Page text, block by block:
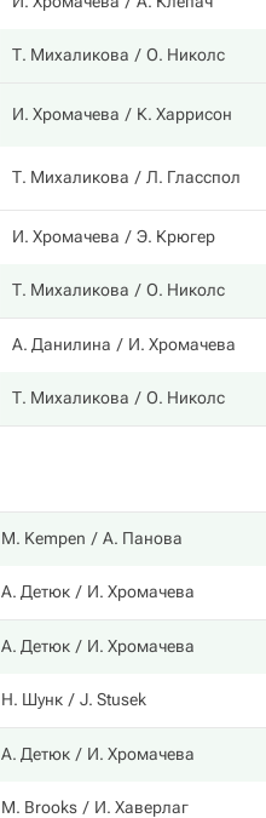
Т. Михаликова О. Николс
И. Хромачева К. Харрисон
Т. Михаликова Л. Гласспол
И. Хромачева Э. Крюгер
Т. Михаликова О. Николс
А. Данилина И. Хромачева
Т. Михаликова О. Николс
M. Kempen А. Панова
А. Детюк И. Хромачева
А. Детюк И. Хромачева
Н. Шунк J. Stusek
А. Детюк И. Хромачева
M. Brooks И. Хаверлаг